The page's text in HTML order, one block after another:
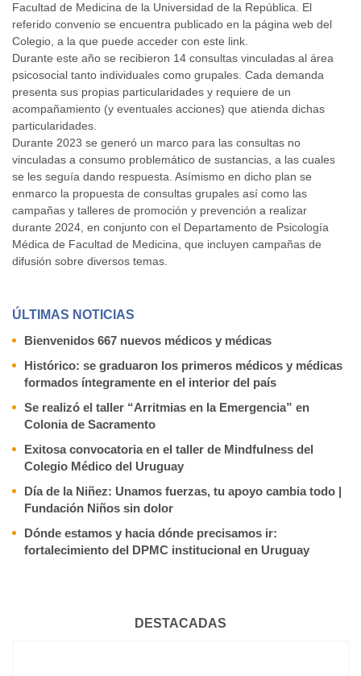
Facultad de Medicina de la Universidad de la República. El
referido convenio se encuentra publicado en la página web del
Colegio, a la que puede acceder con este link
Durante este año se recibieron 14 consultas vinculadas al área
psicosocial tanto individuales como grupales. Cada demanda
presenta sus propias particularidades y requiere de un
acompañamiento (y eventuales acciones) que atienda dichas
particularidades.
Durante 2023 se generó un marco para las consultas no
vinculadas a consumo problemático de sustancias, a las cuales
se les seguía dando respuesta. Asímismo en dicho plan se
enmarco la propuesta de consultas grupales así como las
campañas y talleres de promoción y prevención a realizar
durante 2024, en conjunto con el Departamento de Psicología
Médica de Facultad de Medicina, que incluyen campañas de
difusión sobre diversos temas.
ÚLTIMAS NOTICIAS
Bienvenidos 667 nuevos médicos y médicas
Histórico: se graduaron los primeros médicos y médicas
formados íntegramente en el interior del país
Se realizó el taller “Arritmias en la Emergencia” en
Colonia de Sacramento
Exitosa convocatoria en el taller de Mindfulness del
Colegio Médico del Uruguay
Día de la Niñez: Unamos fuerzas, tu apoyo cambia todo |
Fundación Niños sin dolor
Dónde estamos y hacia dónde precisamos ir:
fortalecimiento del DPMC institucional en Uruguay
DESTACADAS